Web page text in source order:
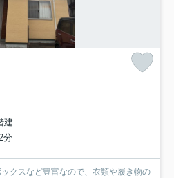
建
分
クスなど豊富なので、衣類や履き物の